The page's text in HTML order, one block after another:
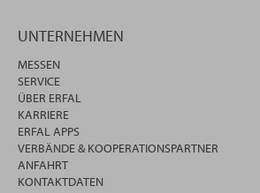
UNTERNEHMEN
MESSEN
SERVICE
ÜBER ERFAL
KARRIERE
ERFAL APPS
VERBÄNDE & KOOPERATIONSPARTNER
ANFAHRT
KONTAKTDATEN